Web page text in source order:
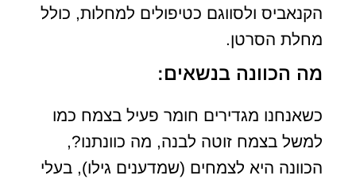
הקנאביס ולסווגם כטיפולים למחלות, כולל
מחלת הסרטן.
מה הכוונה בנשאים:
כשאנחנו מגדירים חומר פעיל בצמח כמו
למשל בצמח זוטה לבנה, מה כוונתנו?,
הכוונה היא לצמחים (שמדענים גילו), בעלי